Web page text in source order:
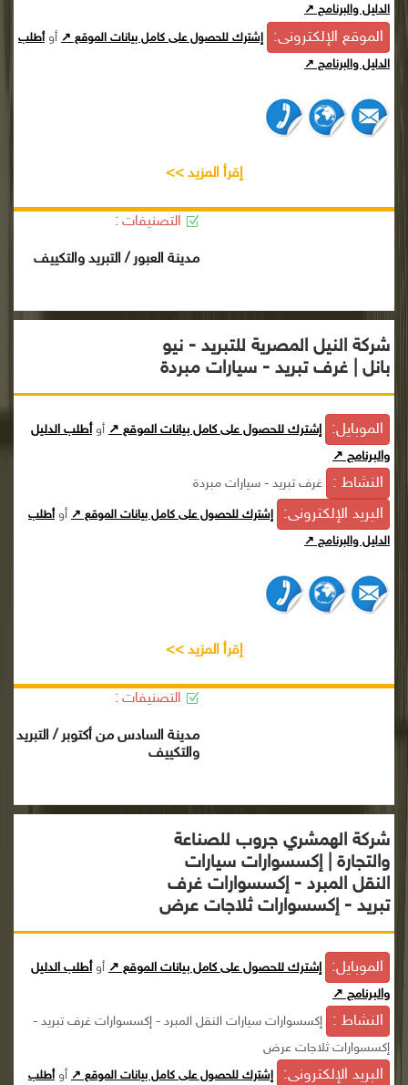
الدليل والبرنامج ↗
الموقع الإلكترونى: إشترك للحصول على كامل بيانات الموقع ↗ أوأطلب
الدليل والبرنامج ↗
إقرأ المزيد >>
التصنيفات :
مدينة العبور / التبريد والتكييف
شركة النيل المصرية للتبريد - نيو
بانل | غرف تبريد - سيارات مبردة
الموبايل: إشترك للحصول على كامل بيانات الموقع ↗ أوأطلب الدليل
والبرنامج ↗
النشاط : غرف تبريد - سيارات مبردة
البريد الإلكترونى: إشترك للحصول على كامل بيانات الموقع ↗ أوأطلب
الدليل والبرنامج ↗
إقرأ المزيد >>
التصنيفات :
مدينة السادس من أكتوبر / التبريد
والتكييف
شركة الهمشري جروب للصناعة
والتجارة | إكسسوارات سيارات
النقل المبرد - إكسسوارات غرف
تبريد - إكسسوارات ثلاجات عرض
الموبايل: إشترك للحصول على كامل بيانات الموقع ↗ أوأطلب الدليل
والبرنامج ↗
النشاط :
إكسسوارات سيارات النقل المبرد - إكسسوارات غرف تبريد -
إكسسوارات ثلاجات عرض
البريد الإلكترونى: إشترك للحصول على كامل بيانات الموقع ↗ أوأطلب